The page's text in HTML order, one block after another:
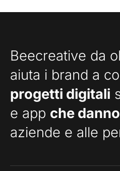
Beecreative da
aiuta i brand a
progetti digitali
e app che
aziende e alle